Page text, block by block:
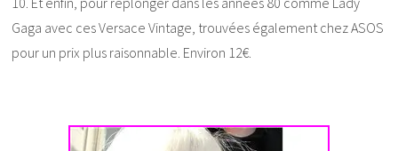
Gaga avec ces Versace Vintage, trouvées également chez ASOS
pour un prix plus raisonnable. Environ 12€.